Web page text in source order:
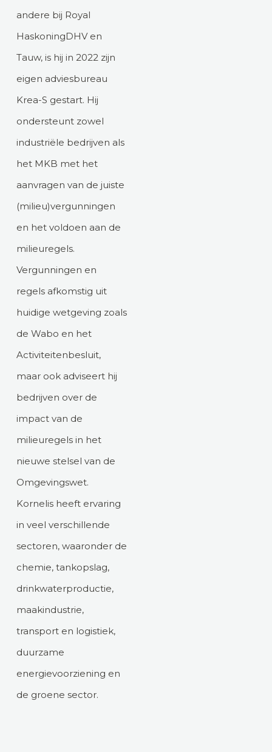
andere bij Royal
HaskoningDHV en
Tauw, is hij in 2022 zijn
eigen adviesbureau
Krea-S gestart. Hij
ondersteunt zowel
industriële bedrijven als
het MKB met het
aanvragen van de juiste
(milieu)vergunningen
en het voldoen aan de
milieuregels.
Vergunningen en
regels afkomstig uit
huidige wetgeving zoals
de Wabo en het
Activiteitenbesluit,
maar ook adviseert hij
bedrijven over de
impact van de
milieuregels in het
nieuwe stelsel van de
Omgevingswet.
Kornelis heeft ervaring
in veel verschillende
sectoren, waaronder de
chemie, tankopslag,
drinkwaterproductie,
maakindustrie,
transport en logistiek,
duurzame
energievoorziening en
de groene sector.